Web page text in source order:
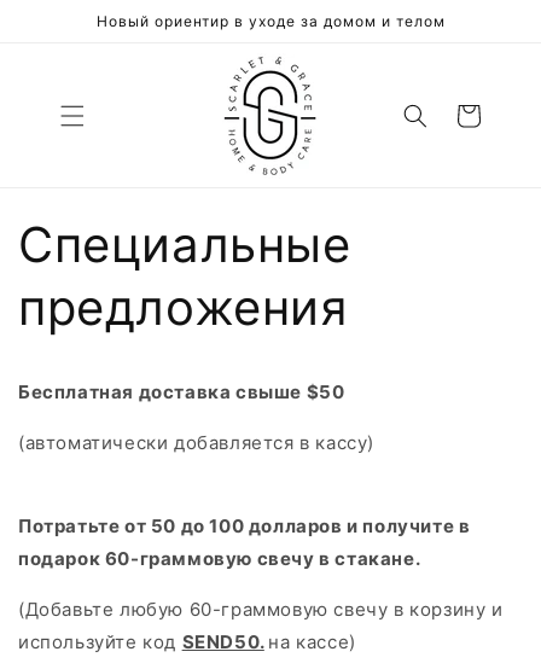
Новый ориентир в уходе за домом и телом
Корзина
Специальные
предложения
Бесплатная доставка свыше $50
(автоматически добавляется в кассу)
Потратьте от 50 до 100 долларов и получите в
подарок 60-граммовую свечу в стакане.
(Добавьте любую 60-граммовую свечу в корзину и
используйте код SEND50. на кассе)